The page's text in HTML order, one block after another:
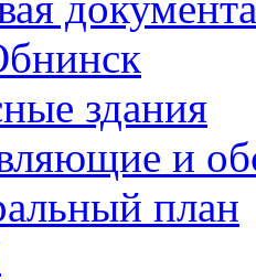
здания
и
план